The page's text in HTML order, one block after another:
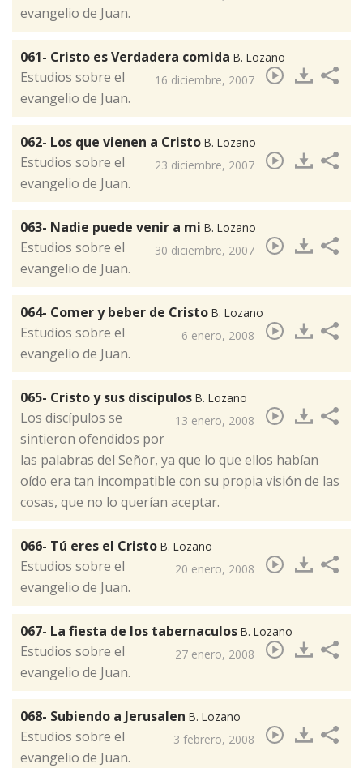
evangelio de Juan.
061- Cristo es Verdadera comida B. Lozano
16 diciembre, 2007
Estudios sobre el
evangelio de Juan.
062- Los que vienen a Cristo B. Lozano
23 diciembre, 2007
​Estudios sobre el
evangelio de Juan.
063- Nadie puede venir a mi B. Lozano
30 diciembre, 2007
Estudios sobre el
evangelio de Juan.
064- Comer y beber de Cristo B. Lozano
6 enero, 2008
​Estudios sobre el
evangelio de Juan.
065- Cristo y sus discípulos B. Lozano
13 enero, 2008
Los discípulos se
sintieron ofendidos por
las palabras del Señor, ya que lo que ellos habían
oído era tan incompatible con su propia visión de las
cosas, que no lo querían aceptar.
066- Tú eres el Cristo B. Lozano
20 enero, 2008
​Estudios sobre el
evangelio de Juan.
067- La fiesta de los tabernaculos B. Lozano
27 enero, 2008
Estudios sobre el
evangelio de Juan.
068- Subiendo a Jerusalen B. Lozano
3 febrero, 2008
​Estudios sobre el
evangelio de Juan.